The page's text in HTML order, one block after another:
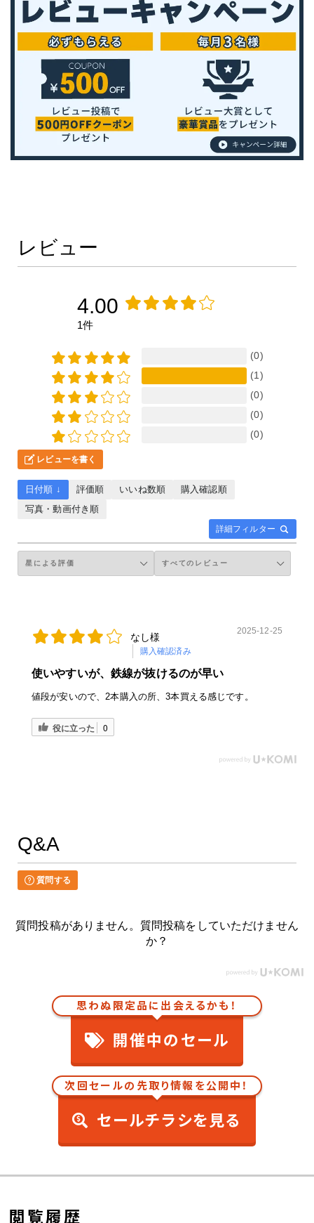
レビュー
4.00
1件
(0)
(1)
(0)
(0)
(0)
レビューを書く
詳細フィルター
日付順 ↓ 評価順 いいね数順
購入確認順
写真・動画付き順
なし様
購入確認済み
2025-12-25
使いやすいが、鉄線が抜けるのが早い
値段が安いので、2本購入の所、3本買える感じです。
役に立った 0
Q&A
質問する
質問投稿がありません。質問投稿をしていただけません
か？
思わぬ限定品に出会えるかも！
開催中のセール
次回セールの先取り情報を公開中！
セールチラシを見る
閲覧履歴